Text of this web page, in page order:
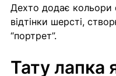
Дехто додає кольори
відтінки шерсті,
“портрет”.
Тату лапка